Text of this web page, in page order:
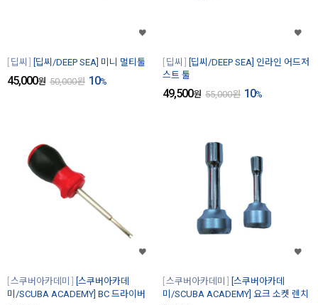
딥씨 [딥씨/DEEP SEA] 미니 멀티툴
45,000원 50,000원 10%
딥씨
[딥씨/DEEP SEA] 인라인 어드저
스트 툴
49,500원 55,000원 10%
스쿠버아카데미
[스쿠버아카데
미/SCUBA ACADEMY] BC 드라이버
스쿠버아카데미
[스쿠버아카데
미/SCUBA ACADEMY] 요크 소켓 렌치